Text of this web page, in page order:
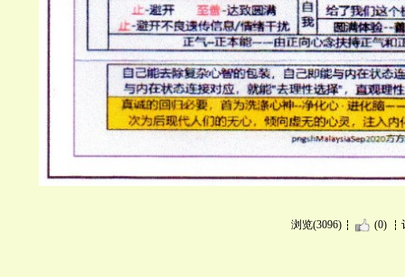
浏览(3096) (0)